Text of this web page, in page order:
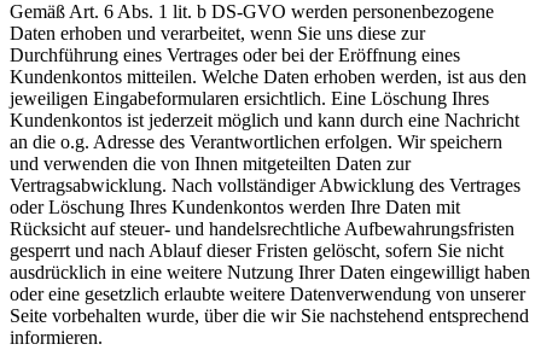
Gemäß Art. 6 Abs. 1 lit. b DS-GVO werden personenbezogene
Daten erhoben und verarbeitet, wenn Sie uns diese zur
Durchführung eines Vertrages oder bei der Eröffnung eines
Kundenkontos mitteilen. Welche Daten erhoben werden, ist aus den
jeweiligen Eingabeformularen ersichtlich. Eine Löschung Ihres
Kundenkontos ist jederzeit möglich und kann durch eine Nachricht
an die o.g. Adresse des Verantwortlichen erfolgen. Wir speichern
und verwenden die von Ihnen mitgeteilten Daten zur
Vertragsabwicklung. Nach vollständiger Abwicklung des Vertrages
oder Löschung Ihres Kundenkontos werden Ihre Daten mit
Rücksicht auf steuer- und handelsrechtliche Aufbewahrungsfristen
gesperrt und nach Ablauf dieser Fristen gelöscht, sofern Sie nicht
ausdrücklich in eine weitere Nutzung Ihrer Daten eingewilligt haben
oder eine gesetzlich erlaubte weitere Datenverwendung von unserer
Seite vorbehalten wurde, über die wir Sie nachstehend entsprechend
informieren.